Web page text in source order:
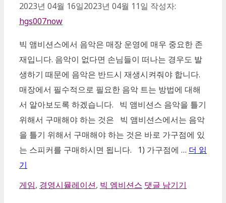
2023년 04월 16일2023년 04월 11일 작성자:
hgs007now
빅 앰비션스에서 음악은 매장 운영에 매우 중요한 존
재입니다. 음악이 없다면 손님들이 떠나는 경우도 발
생하기 때문에 음악은 반드시 재생시켜줘야 합니다.
매장에서 필수적으로 필요한 음악 트는 방법에 대해
서 알아보도록 하겠습니다. 빅 앰비션스 음악을 틀기
위해서 구매해야 하는 것은 빅 앰비션스에서는 음악
을 틀기 위해서 구매해야 하는 것은 바로 가구점에 있
는 스피커를 구매하시면 됩니다. 1) 가구점에 … 더 읽
기
카
게임, 경영시뮬레이션, 빅 엠비션스 댓글 남기기